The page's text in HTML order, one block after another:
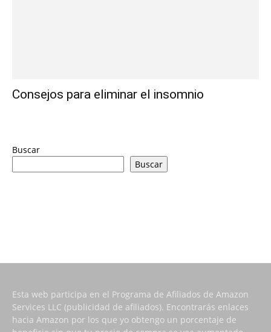
Consejos para eliminar el insomnio
Buscar
Buscar
Esta web participa en el Programa de Afiliados de Amazon
Services LLC (publicidad de afiliados). Encontrarás enlaces
hacia Amazon por los que yo obtengo un porcentaje de